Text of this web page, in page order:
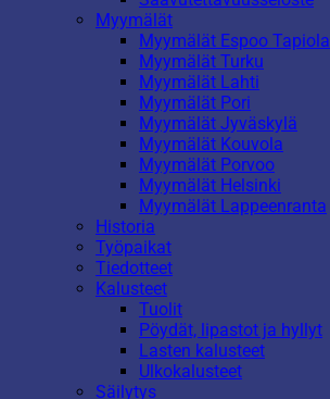
Myymälät
Myymälät Espoo Tapiola
Myymälät Turku
Myymälät Lahti
Myymälät Pori
Myymälät Jyväskylä
Myymälät Kouvola
Myymälät Porvoo
Myymälät Helsinki
Myymälät Lappeenranta
Historia
Työpaikat
Tiedotteet
Kalusteet
Tuolit
Pöydät, lipastot ja hyllyt
Lasten kalusteet
Ulkokalusteet
Säilytys